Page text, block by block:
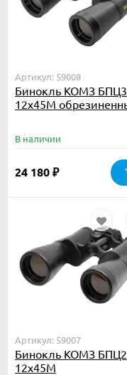
Артикул: 59008
Бинокль КОМЗ БПЦ3
12x45М
В наличии
24 180 ₽
Артикул: 59007
Бинокль КОМЗ БПЦ2
12x45М